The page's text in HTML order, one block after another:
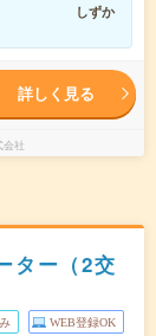
しずか
詳しく見る
社
ター（2交
WEB登録OK